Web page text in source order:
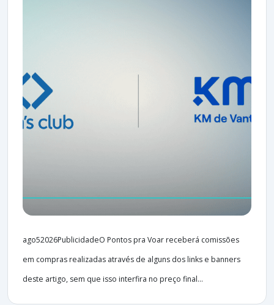
ago52026PublicidadeO Pontos pra Voar receberá comissões
em compras realizadas através de alguns dos links e banners
deste artigo, sem que isso interfira no preço final...